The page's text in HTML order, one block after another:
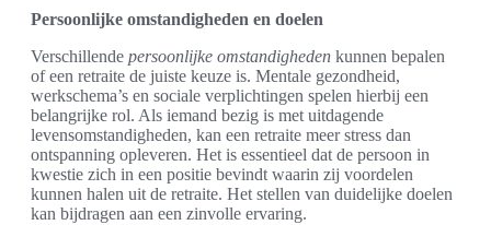
Persoonlijke omstandigheden en doelen
Verschillende persoonlijke omstandigheden kunnen bepalen
of een retraite de juiste keuze is. Mentale gezondheid,
werkschema’s en sociale verplichtingen spelen hierbij een
belangrijke rol. Als iemand bezig is met uitdagende
levensomstandigheden, kan een retraite meer stress dan
ontspanning opleveren. Het is essentieel dat de persoon in
kwestie zich in een positie bevindt waarin zij voordelen
kunnen halen uit de retraite. Het stellen van duidelijke doelen
kan bijdragen aan een zinvolle ervaring.